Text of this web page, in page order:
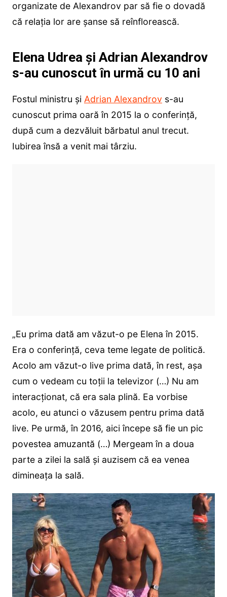
organizate de Alexandrov par să fie o dovadă
că relația lor are șanse să reînflorească.
Elena Udrea și Adrian Alexandrov
s-au cunoscut în urmă cu 10 ani
Fostul ministru și Adrian Alexandrov s-au
cunoscut prima oară în 2015 la o conferință,
după cum a dezvăluit bărbatul anul trecut.
Iubirea însă a venit mai târziu.
„Eu prima dată am văzut-o pe Elena în 2015.
Era o conferință, ceva teme legate de politică.
Acolo am văzut-o live prima dată, în rest, așa
cum o vedeam cu toții la televizor (…) Nu am
interacționat, că era sala plină. Ea vorbise
acolo, eu atunci o văzusem pentru prima dată
live. Pe urmă, în 2016, aici începe să fie un pic
povestea amuzantă (…) Mergeam în a doua
parte a zilei la sală și auzisem că ea venea
dimineața la sală.